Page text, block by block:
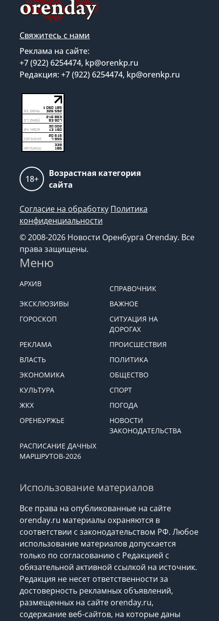
Свяжитесь с нами
Реклама на сайте:
+7 (922) 6254474, kp@orenkp.ru
Редакция: +7 (922) 6254474, kp@orenkp.ru
18+
Возрастная категория
сайта
Согласие на обработку Политика
конфиденциальности
© 2008-2026 Новости Оренбурга Orenday. Все
права защищены.
Меню
АРХИВ
СПРАВОЧНИК
ЭКСКЛЮЗИВЫ
ВАЖНОЕ
ГОРОСКОП
СИТУАЦИЯ НА
ДОРОГАХ
РЕКЛАМА
ПРОИСШЕСТВИЯ
ВЛАСТЬ
ПОЛИТИКА
ЭКОНОМИКА
ОБЩЕСТВО
КУЛЬТУРА
СПОРТ
ЖКХ
ПОГОДА
ОРЕНБУРЖЬЕ
НОВОСТИ
ЗАКОНОДАТЕЛЬСТВА
РАСПИСАНИЕ ДАЧНЫХ
МАРШРУТОВ-2026
Использование материалов
Все права на опубликованные на сайте
orenday.ru материалы охраняются в
соответствии с законодательством РФ. Любое
использование материалов допускается
только по согласованию с Редакцией с
обязательной активной ссылкой на источник.
Редакция не несет ответственности за
достоверность рекламных объявлений,
размещенных на сайте orenday.ru,
содержание веб-сайтов, на которые даны